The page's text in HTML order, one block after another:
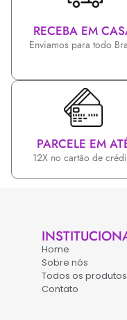
RECEBA EM
Enviamos para todo
PARCELE EM
12X no cartão de
Home
Sobre nós
Todos os produtos
Contato